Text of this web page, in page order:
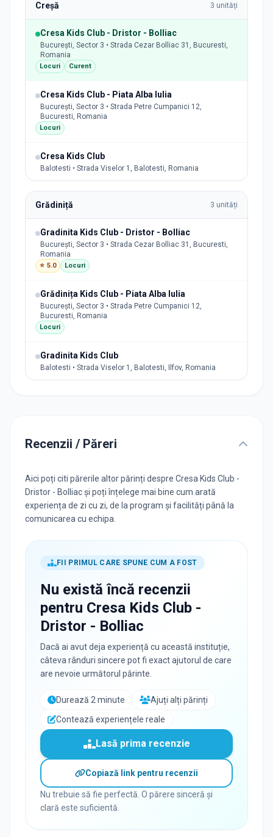
Creșă 3 unități
Cresa Kids Club - Dristor - Bolliac
București, Sector 3 • Strada Cezar Bolliac 31, Bucuresti,
Romania
Locuri Curent
Cresa Kids Club - Piata Alba Iulia
București, Sector 3 • Strada Petre Cumpanici 12,
Bucuresti, Romania
Locuri
Cresa Kids Club
Balotesti • Strada Viselor 1, Balotesti, Romania
Grădiniță 3 unități
Gradinita Kids Club - Dristor - Bolliac
București, Sector 3 • Strada Cezar Bolliac 31, Bucuresti,
Romania
⭐ 5.0 Locuri
Grădinița Kids Club - Piata Alba Iulia
București, Sector 3 • Strada Petre Cumpanici 12,
Bucuresti, Romania
Locuri
Gradinita Kids Club
Balotesti • Strada Viselor 1, Balotesti, Ilfov, Romania
Recenzii / Păreri
Aici poți citi părerile altor părinți despre Cresa Kids Club -
Dristor - Bolliac și poți înțelege mai bine cum arată
experiența de zi cu zi, de la program și facilități până la
comunicarea cu echipa.
FII PRIMUL CARE SPUNE CUM A FOST
Nu există încă recenzii
pentru Cresa Kids Club -
Dristor - Bolliac
Dacă ai avut deja experiență cu această instituție,
câteva rânduri sincere pot fi exact ajutorul de care
are nevoie următorul părinte.
Durează 2 minute
Ajuți alți părinți
Contează experiențele reale
Lasă prima recenzie
Copiază link pentru recenzii
Nu trebuie să fie perfectă. O părere sinceră și
clară este suficientă.